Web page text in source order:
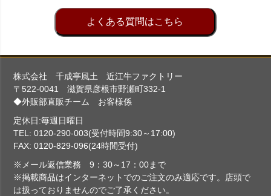
よくある質問はこちら
株式会社 千成亭風土 近江牛ファクトリー
〒522-0041 滋賀県彦根市野瀬町332-1
◆外販部直販チーム お客様係
定休日:毎週日曜日
TEL: 0120-290-003(受付時間9:30～17:00)
FAX: 0120-829-096(24時間受付)
※メール返信業務 9：30～17：00まで
※掲載商品はインターネットでのご注文のみ適応です。店頭で
は扱っておりませんのでご了承ください。